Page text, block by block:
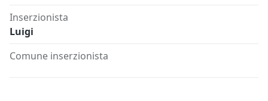
Inserzionista
Luigi
Comune inserzionista